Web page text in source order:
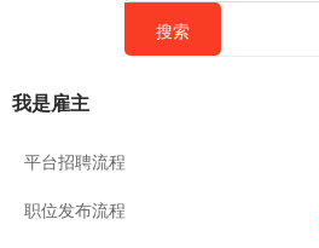
我是雇主
平台招聘流程
职位发布流程